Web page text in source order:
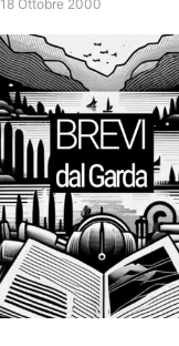
18 Ottobre 2000